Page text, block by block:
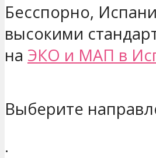
Бесспорно,
высокими
на ЭКО и МАП в
Выберите
.